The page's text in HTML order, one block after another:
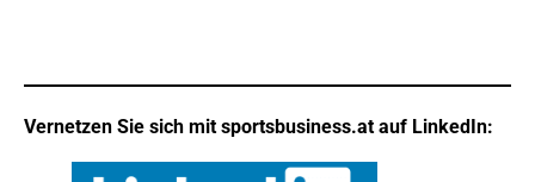
Vernetzen Sie sich mit sportsbusiness.at auf LinkedIn: